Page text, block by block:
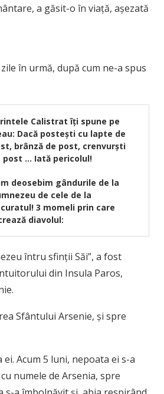
a găsit-o în viață, așezată
în urmă, după cum ne-a spus
Calistrat îţi spune pe
Dacă posteşti cu lapte de
brânză de post, crenvurşti
post … Iată pericolul!
deosebim gândurile de la
de cele de la
3 momeli prin care
diavolul:
întru sfinții Săi”, a fost
din Insula Paros,
Sfântului Arsenie, și spre
Acum 5 luni, nepoata ei s-a
numele de Arsenia, spre